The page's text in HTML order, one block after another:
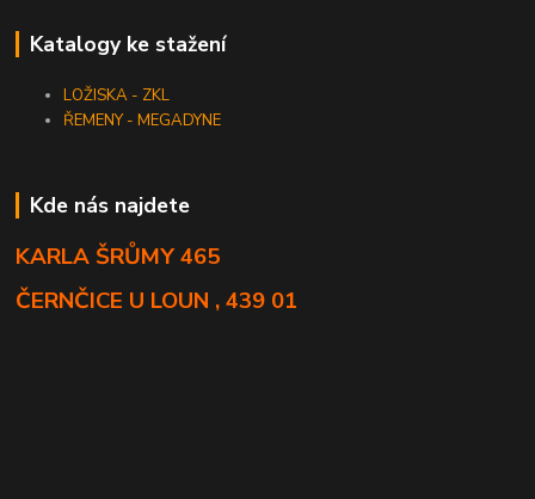
Katalogy ke stažení
LOŽISKA - ZKL
ŘEMENY - MEGADYNE
Kde nás najdete
KARLA ŠRŮMY 465
ČERNČICE U LOUN , 439 01